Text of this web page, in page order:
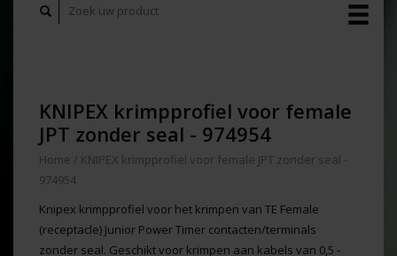
KNIPEX krimpprofiel voor female
JPT zonder seal - 974954
Home / KNIPEX krimpprofiel voor female JPT zonder seal -
974954
Knipex krimpprofiel voor het krimpen van TE Female
(receptacle) Junior Power Timer contacten/terminals
zonder seal. Geschikt voor krimpen aan kabels van 0,5 -